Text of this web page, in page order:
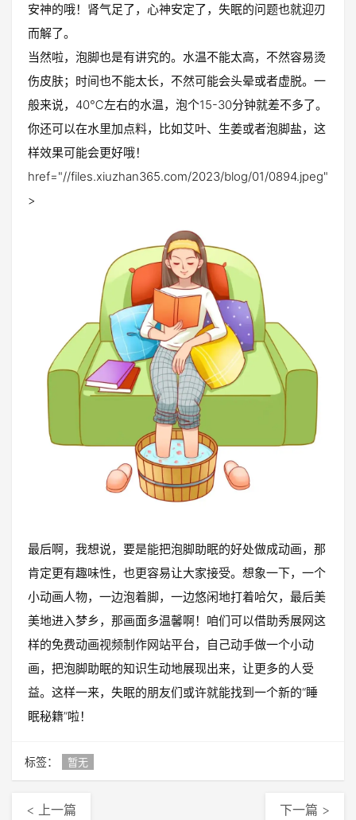
安神的哦！肾气足了，心神安定了，失眠的问题也就迎刃
而解了。
当然啦，泡脚也是有讲究的。水温不能太高，不然容易烫
伤皮肤；时间也不能太长，不然可能会头晕或者虚脱。一
般来说，40℃左右的水温，泡个15-30分钟就差不多了。
你还可以在水里加点料，比如艾叶、生姜或者泡脚盐，这
样效果可能会更好哦！
href="//files.xiuzhan365.com/2023/blog/01/0894.jpeg"
>
最后啊，我想说，要是能把泡脚助眠的好处做成动画，那
肯定更有趣味性，也更容易让大家接受。想象一下，一个
小动画人物，一边泡着脚，一边悠闲地打着哈欠，最后美
美地进入梦乡，那画面多温馨啊！咱们可以借助秀展网这
样的免费动画视频制作网站平台，自己动手做一个小动
画，把泡脚助眠的知识生动地展现出来，让更多的人受
益。这样一来，失眠的朋友们或许就能找到一个新的“睡
眠秘籍”啦！
标签： 暂无
< 上一篇 下一篇 >